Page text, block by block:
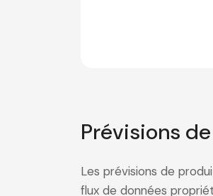
Prévisions
Les prévisions de
flux de données